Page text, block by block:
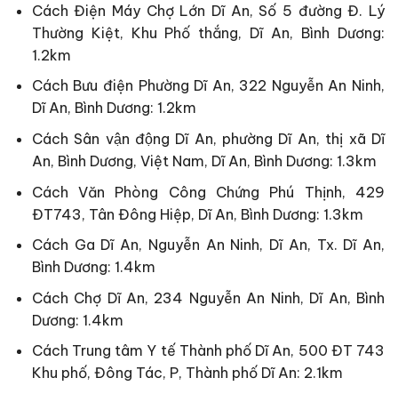
Cách Điện Máy Chợ Lớn Dĩ An, Số 5 đường Đ. Lý
Thường Kiệt, Khu Phố thắng, Dĩ An, Bình Dương:
1.2km
Cách Bưu điện Phường Dĩ An, 322 Nguyễn An Ninh,
Dĩ An, Bình Dương: 1.2km
Cách Sân vận động Dĩ An, phường Dĩ An, thị xã Dĩ
An, Bình Dương, Việt Nam, Dĩ An, Bình Dương: 1.3km
Cách Văn Phòng Công Chứng Phú Thịnh, 429
ĐT743, Tân Đông Hiệp, Dĩ An, Bình Dương: 1.3km
Cách Ga Dĩ An, Nguyễn An Ninh, Dĩ An, Tx. Dĩ An,
Bình Dương: 1.4km
Cách Chợ Dĩ An, 234 Nguyễn An Ninh, Dĩ An, Bình
Dương: 1.4km
Cách Trung tâm Y tế Thành phố Dĩ An, 500 ĐT 743
Khu phố, Đông Tác, P, Thành phố Dĩ An: 2.1km